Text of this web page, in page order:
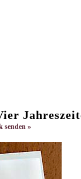
senden »